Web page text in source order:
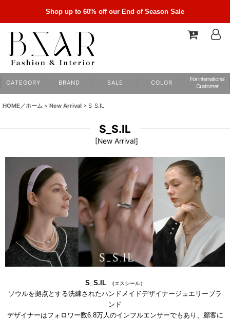
Shop up to 60% off our End of Season Sale
C A T E G O R Y B R A N D S A L E C O L O R
For International
Customer
HOME／ホーム > New Arrival > S_S.IL
S_S.IL
[New Arrival]
S_S.IL（エスシール）
ソウルを拠点とする洗練されたハンドメイドデザイナージュエリーブラ
ンド
デザイナーはフォロワー数6.8万人のインフルエンサーでもあり、顧客に